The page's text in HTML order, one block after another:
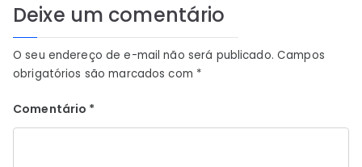
Deixe um comentário
O seu endereço de e-mail não será publicado. Campos
obrigatórios são marcados com *
Comentário *